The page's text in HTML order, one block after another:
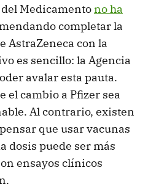
Medicamentono ha
completar la
AstraZeneca con la
es sencillo: la Agencia
avalar esta pauta.
el cambio a Pfizer sea
Al contrario, existen
que usar vacunas
dosis puede ser más
ensayos clínicos